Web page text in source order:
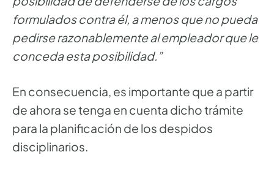
formulados contra él, a menos que no pueda
pedirse razonablemente al empleador que le
conceda esta posibilidad.”
En consecuencia, es importante que a partir
de ahora se tenga en cuenta dicho trámite
para la planificación de los despidos
disciplinarios.